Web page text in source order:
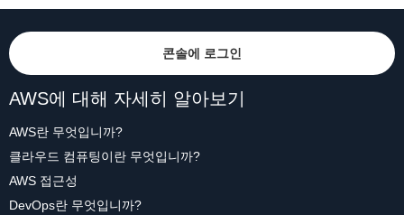
콘솔에 로그인
AWS에 대해 자세히 알아보기
AWS란 무엇입니까?
클라우드 컴퓨팅이란 무엇입니까?
AWS 접근성
DevOps란 무엇입니까?